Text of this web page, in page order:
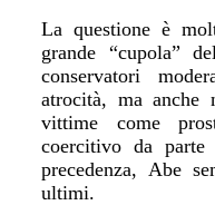
La questione è
grande “cupola”
conservatori
atrocità, ma anche
vittime come
coercitivo da parte
precedenza, Abe
ultimi.